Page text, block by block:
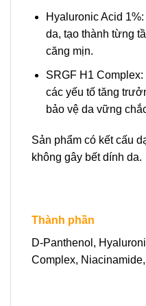
Hyaluronic Acid
da, tạo thành từng
căng mịn.
SRGF H1
các yếu tố tăng
bảo vệ da vững
Sản phẩm có kết cấu
không gây bết dính da.
Thành phần
D-Panthenol,
Complex,